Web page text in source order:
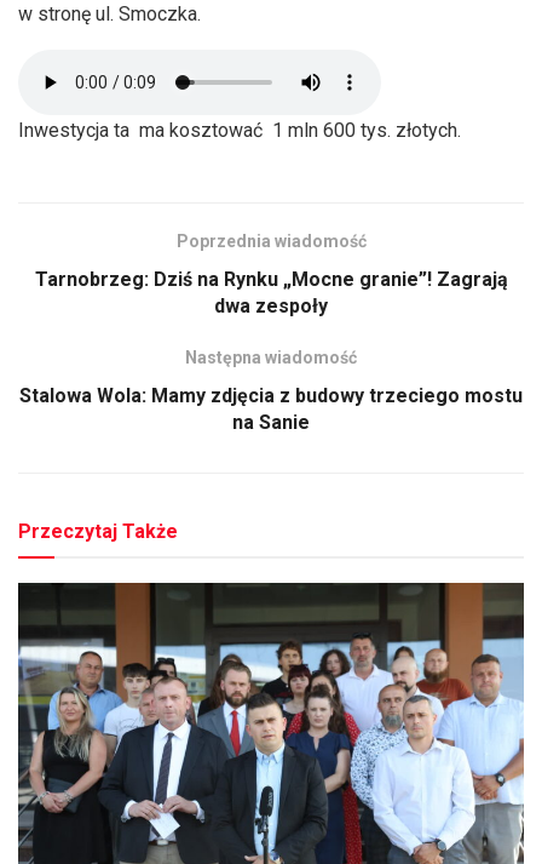
w stronę ul. Smoczka.
Inwestycja ta ma kosztować 1 mln 600 tys. złotych.
Poprzednia wiadomość
Tarnobrzeg: Dziś na Rynku „Mocne granie”! Zagrają
dwa zespoły
Następna wiadomość
Stalowa Wola: Mamy zdjęcia z budowy trzeciego mostu
na Sanie
Przeczytaj Także